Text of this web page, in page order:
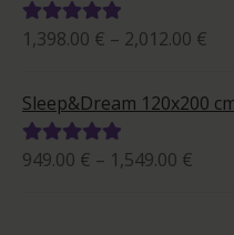
Arvostelu
1,398.00 € – 2,012.00 €
-
Sleep&Dream 120x200
Arvostelu
949.00 € – 1,549.00 €